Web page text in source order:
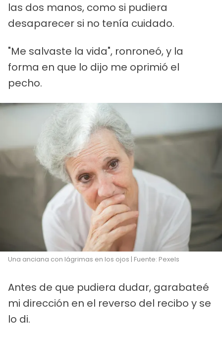
las dos manos, como si pudiera
desaparecer si no tenía cuidado.
"Me salvaste la vida", ronroneó, y la
forma en que lo dijo me oprimió el
pecho.
Una anciana con lágrimas en los ojos | Fuente: Pexels
Antes de que pudiera dudar, garabateé
mi dirección en el reverso del recibo y se
lo di.